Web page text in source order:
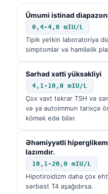
Ümumi istinad
0,4-4,0 mIU/L
Tipik yetkin laboratoriya
simptomlar və hamiləlik
Sərhəd xətti yüksəkliyi
4,1-10,0 mIU/L
Çox vaxt təkrar TSH və
və ya autoimmun tarixçə
kömək edə bilər.
Əhəmiyyətli
lazımdır.
10,1-20,0 mIU/L
Hipotiroidizm daha çox
sərbəst T4 aşağıdırsa.
ไทย
ဗမာစာ
ភាសាខ្មែរ
አማርኛ
Українська
O‘zbekcha
Català
Қазақ тілі
Suomi
Hrvatski
Slovenčina